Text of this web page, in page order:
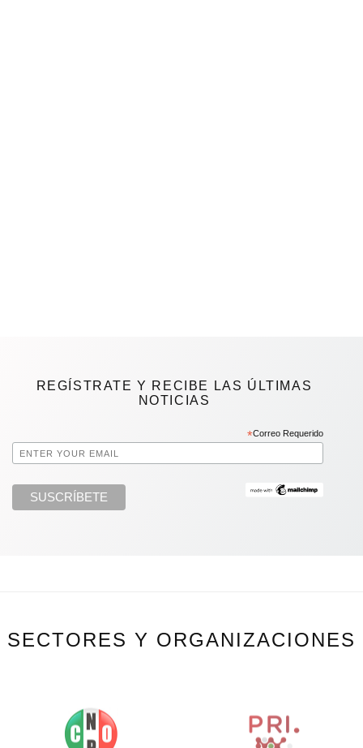
REGÍSTRATE Y RECIBE LAS ÚLTIMAS
NOTICIAS
*Correo Requerido
SECTORES Y ORGANIZACIONES